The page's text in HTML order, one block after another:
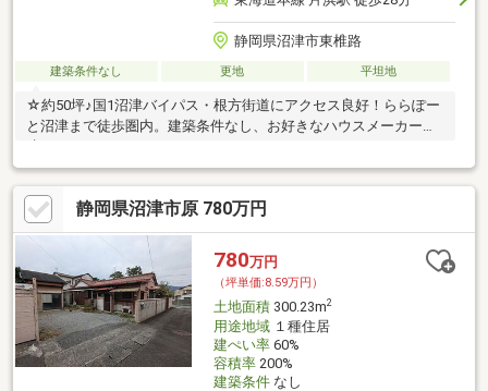
静岡県沼津市東椎路
建築条件なし 更地 平坦地
☆約50坪♪国1沼津バイパス・根方街道にアクセス良好！ららぽー
と沼津まで徒歩圏内。建築条件なし、お好きなハウスメーカーで
静岡県沼津市原 780万円
780万円
（坪単価:8.59万円）
土地面積300.23m2
用途地域１種住居
建ぺい率60%
容積率200%
建築条件なし